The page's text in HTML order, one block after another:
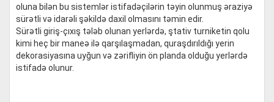
oluna bilən bu sistemlər istifadəçilərin təyin olunmuş əraziyə
sürətli və idarəli şəkildə daxil olmasını təmin edir.
Sürətli giriş-çıxış tələb olunan yerlərdə, ştativ turniketin qolu
kimi heç bir maneə ilə qarşılaşmadan, quraşdırıldığı yerin
dekorasiyasına uyğun və zərifliyin ön planda olduğu yerlərdə
istifadə olunur.